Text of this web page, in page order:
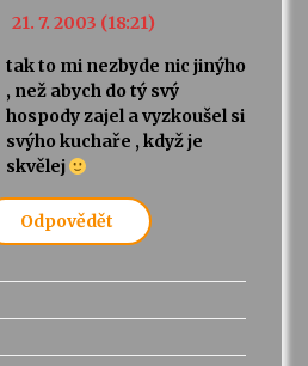
21. 7. 2003 (18:21)
tak to mi nezbyde nic jinýho
, než abych do tý svý
hospody zajel a vyzkoušel si
svýho kuchaře , když je
skvělej
Odpovědět